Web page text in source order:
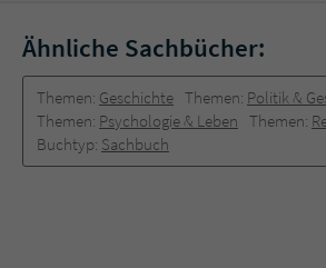
Ähnliche Sachbücher:
Themen: Geschichte Themen: Politik &
Themen: Psychologie & Leben Themen:
Buchtyp: Sachbuch